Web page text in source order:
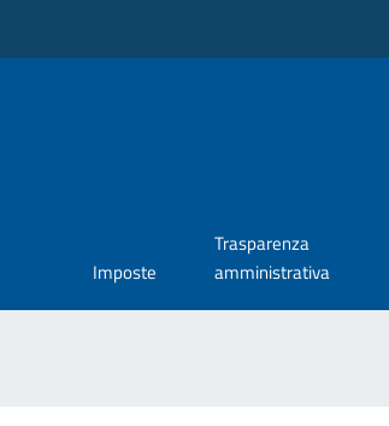
Imposte
Trasparenza
amministrativa